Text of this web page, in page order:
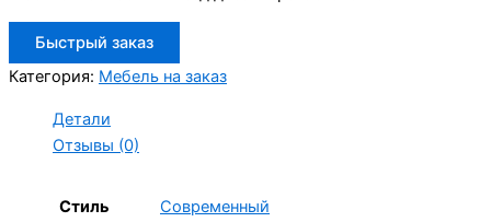
Быстрый заказ
Категория: Мебель на заказ
Детали
Отзывы (0)
Стиль Современный